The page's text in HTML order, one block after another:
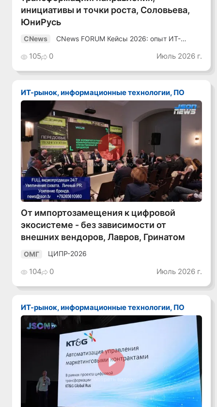
инициативы и точки роста, Соловьева,
ЮниРусь
CNews
CNews FORUM Кейсы 2026: опыт ИТ-
105 0 Июль 2026 г.
ИТ-рынок, информационные технологии, ПО
Смотреть видео
От импортозамещения к цифровой
экосистеме - без зависимости от
внешних вендоров, Лавров, Гринатом
ОМГ ЦИПР-2026
104 0 Июль 2026 г.
ИТ-рынок, информационные технологии, ПО
Смотреть видео